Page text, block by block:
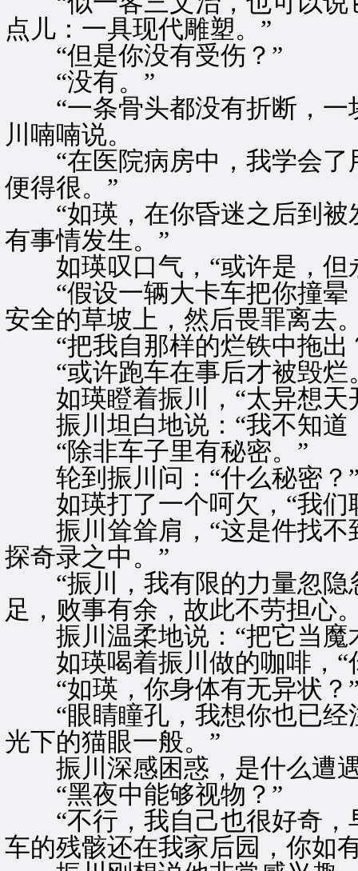
点儿：一具现代雕塑。”
“但是你没有受伤？”
“没有。”
“一条骨头都没有折断，一
川喃喃说。
“在医院病房中，我学会了
便得很。”
“如瑛，在你昏迷之后到被
有事情发生。”
如瑛叹口气，“或许是，但
“假设一辆大卡车把你撞晕
安全的草坡上，然后畏罪离去
“把我自那样的烂铁中拖出
“或许跑车在事后才被毁烂
如瑛瞪着振川，“太异想天
振川坦白地说：“我不知道
“除非车子里有秘密。”
轮到振川问：“什么秘密？
如瑛打了一个呵欠，“我们
振川耸耸肩，“这是件找不
探奇录之中。”
“振川，我有限的力量忽隐
足，败事有余，故此不劳担心
振川温柔地说：“把它当魔
如瑛喝着振川做的咖啡，“
“如瑛，你身体有无异状？
“眼睛瞳孔，我想你也已经
光下的猫眼一般。”
振川深感困惑，是什么遭
“黑夜中能够视物？”
“不行，我自己也很好奇，
车的残骸还在我家后园，你如